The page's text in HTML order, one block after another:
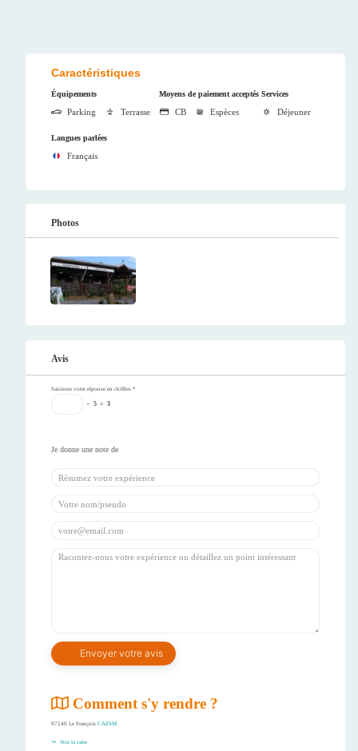
Caractéristiques
Équipements
Parking Terrasse
Moyens de paiement acceptés
CB Espèces
Services
Déjeuner
Langues parlées
Français
Photos
Avis
Saisissez votre réponse en chiffres *
− 5 = 3
Comment s'y rendre ?
97240 Le François CAESM
Voir la carte